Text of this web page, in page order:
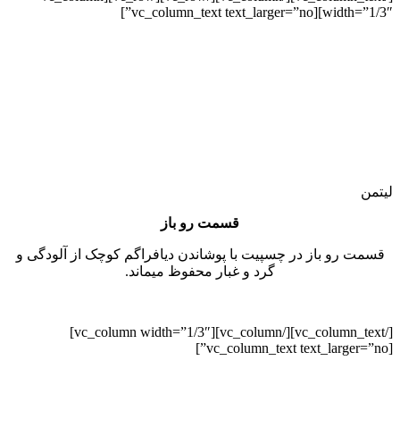
width=”1/3″][vc_column_text text_larger=”no”]
لیتمن
قسمت رو باز
قسمت رو باز در چسپیت با پوشاندن دیافراگم کوچک از آلودگی و
گرد و غبار محفوظ میماند.
[/vc_column_text][/vc_column][vc_column width=”1/3″]
[vc_column_text text_larger=”no”]